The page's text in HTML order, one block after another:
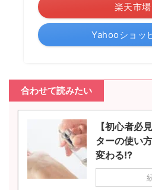
楽天市場
Yahooショッ
合わせて読みたい
【初心者必
ターの使い
変わる!?